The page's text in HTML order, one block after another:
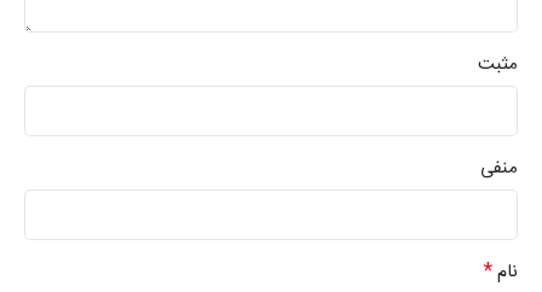
مثبت
منفی
نام*